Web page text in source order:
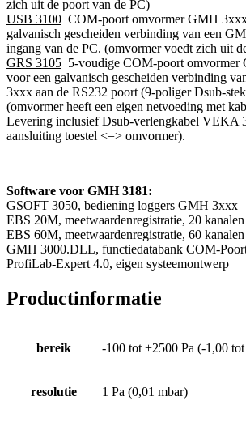
zich uit de poort van de PC)
USB 3100 COM-poort omvormer GMH
galvanisch gescheiden verbinding van een
ingang van de PC. (omvormer voedt zich uit
GRS 3105 5-voudige COM-poort
voor een galvanisch gescheiden verbinding
3xxx aan de RS232 poort (9-poliger Dsub-
(omvormer heeft een eigen netvoeding met
Levering inclusief Dsub-verlengkabel VEKA
aansluiting toestel <=> omvormer).
Software voor GMH 3181:
GSOFT 3050, bediening loggers GMH 3xxx
EBS 20M, meetwaardenregistratie, 20 kanalen
EBS 60M, meetwaardenregistratie, 60 kanalen
GMH 3000.DLL, functiedatabank COM-
ProfiLab-Expert 4.0, eigen systeemontwerp
Productinformatie
bereik -100 tot +2500 Pa (-1,00
resolutie 1 Pa (0,01 mbar)